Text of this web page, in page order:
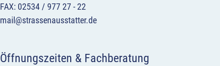
FAX: 02534 / 977 27 - 22
mail@strassenausstatter.de
Öffnungszeiten & Fachberatung